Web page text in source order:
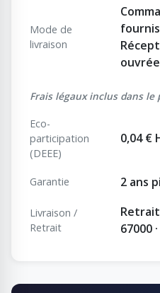
Mode de
livraison
Frais légaux inclus dans le
Eco-
participation
(DEEE)
0,04 €
Garantie 2 ans
Livraison /
Retrait
67000